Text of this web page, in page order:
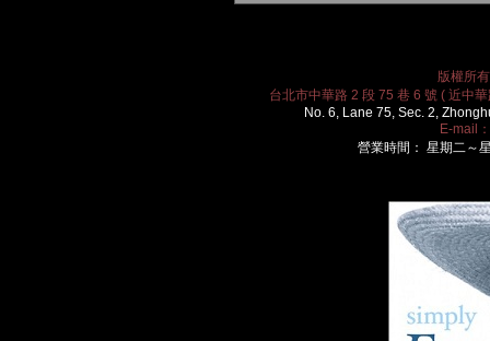
版權所
台北市中華路 2 段 75 巷 6 號 ( 近中
No. 6, Lane 75, Sec. 2,
E-mail：
營業時間： 星期二～